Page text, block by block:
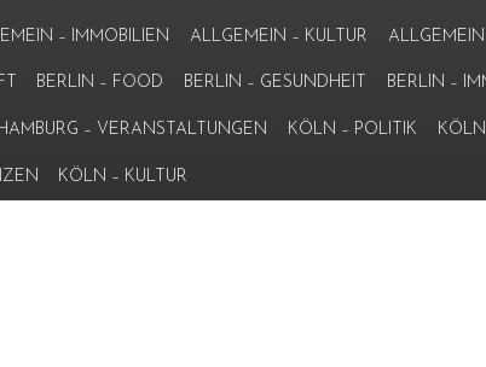
– IMMOBILIEN ALLGEMEIN – KULTUR
BERLIN – FOOD BERLIN – GESUNDHEIT BERLIN –
– VERANSTALTUNGEN KÖLN – POLITIK KÖLN
KÖLN – KULTUR